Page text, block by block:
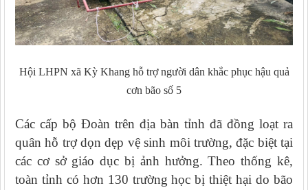
Hội LHPN xã Kỳ Khang hỗ trợ người dân khắc phục hậu quả
cơn bão số 5
Các cấp bộ Đoàn trên địa bàn tỉnh đã đồng loạt ra
quân hỗ trợ dọn dẹp vệ sinh môi trường, đặc biệt tại
các cơ sở giáo dục bị ảnh hưởng. Theo thống kê,
toàn tỉnh có hơn 130 trường học bị thiệt hại do bão